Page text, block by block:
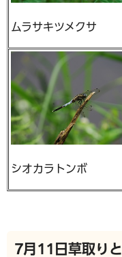
ムラサキツメクサ
シオカラトンボ
7月11日草取り